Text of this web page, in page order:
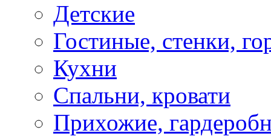
Детские
Гостиные, стенки,
Кухни
Спальни, кровати
Прихожие,